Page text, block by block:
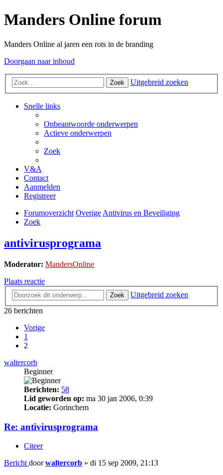
Manders Online forum
Manders Online al jaren een rots in de branding
Doorgaan naar inhoud
Zoek Uitgebreid zoeken
Snelle links
Onbeantwoorde onderwerpen
Actieve onderwerpen
Zoek
V&A
Contact
Aanmelden
Registreer
Forumoverzicht OverigeAntivirus en Beveiliging
Zoek
antivirusprograma
Moderator: MandersOnline
Plaats reactie
Zoek
Uitgebreid zoeken
26 berichten
Vorige
1
2
waltercorb
Beginner
Berichten: 58
Lid geworden op: ma 30 jan 2006, 0:39
Locatie: Gorinchem
Re: antivirusprograma
Citeer
Bericht doorwaltercorb » di 15 sep 2009, 21:13